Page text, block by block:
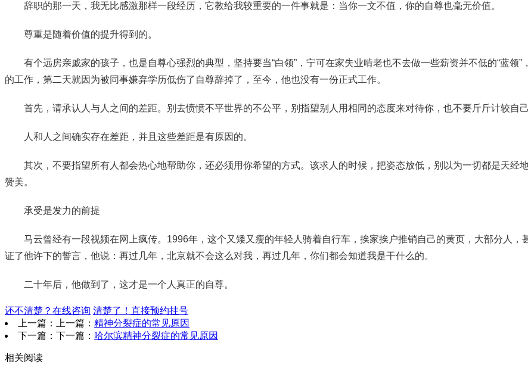
辞职的那一天，我无比感激那样一段经历，它教给我较重要的一件事就是：当你一文不值，你的自尊也毫无价值。
尊重是随着价值的提升得到的。
有个远房亲戚家的孩子，也是自尊心强烈的典型，坚持要当“白领”，宁可在家失业啃老也不去做一些薪资并不低的“蓝领
的工作，第二天就因为被同事嫌弃学历低伤了自尊辞掉了，至今，他也没有一份正式工作。
首先，请承认人与人之间的差距。别去愤愤不平世界的不公平，别指望别人用相同的态度来对待你，也不要斤斤计较自
人和人之间确实存在差距，并且这些差距是有原因的。
其次，不要指望所有人都会热心地帮助你，还必须用你希望的方式。该求人的时候，把姿态放低，别以为一切都是天经
赞美。
承受是发力的前提
马云曾经有一段视频在网上疯传。1996年，这个又矮又瘦的年轻人骑着自行车，挨家挨户推销自己的黄页，大部分人
证了他许下的誓言，他说：再过几年，北京就不会这么对我，再过几年，你们都会知道我是干什么的。
二十年后，他做到了，这才是一个人真正的自尊。
还不清楚？在线咨询 清楚了！直接预约挂号
上一篇：上一篇： 精神分裂症的常见原因
下一篇：下一篇： 哈尔滨精神分裂症的常见原因
相关阅读